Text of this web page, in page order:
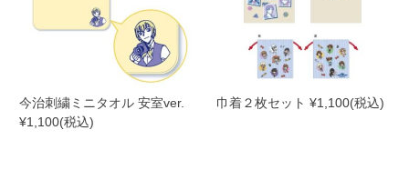
今治刺繍ミニタオル 安室ver.
¥1,100(税込)
巾着２枚セット ¥1,100(税込)